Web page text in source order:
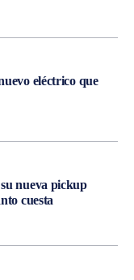
eléctrico que
nueva pickup
cuesta